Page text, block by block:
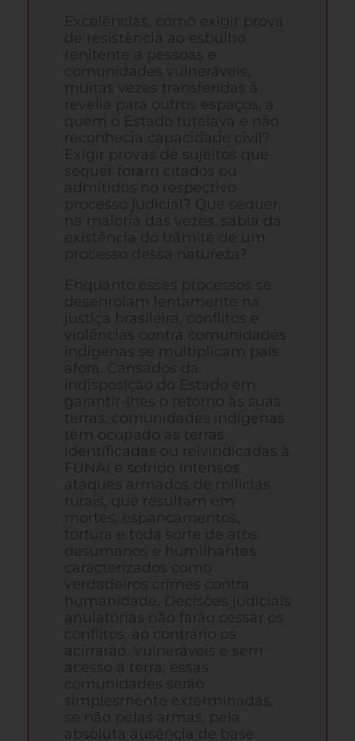
Excelências, como exigir prova
de resistência ao esbulho
renitente a pessoas e
comunidades vulneráveis,
muitas vezes transferidas à
revelia para outros espaços, a
quem o Estado tutelava e não
reconhecia capacidade civil?
Exigir provas de sujeitos que
sequer foram citados ou
admitidos no respectivo
processo judicial? Que sequer,
na maioria das vezes, sabia da
existência do trâmite de um
processo dessa natureza?
Enquanto esses processos se
desenrolam lentamente na
justiça brasileira, conflitos e
violências contra comunidades
indígenas se multiplicam país
afora. Cansados da
indisposição do Estado em
garantir-lhes o retorno às suas
terras, comunidades indígenas
têm ocupado as terras
identificadas ou reivindicadas à
FUNAI e sofrido intensos
ataques armados de milícias
rurais, que resultam em
mortes, espancamentos,
tortura e toda sorte de atos
desumanos e humilhantes
caracterizados como
verdadeiros crimes contra
humanidade. Decisões judiciais
anulatórias não farão cessar os
conflitos, ao contrário os
acirrarão. Vulneráveis e sem
acesso à terra, essas
comunidades serão
simplesmente exterminadas,
se não pelas armas, pela
absoluta ausência de base